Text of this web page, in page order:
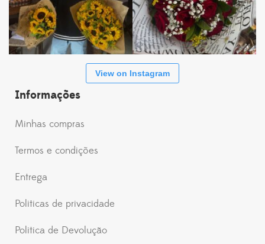
View on Instagram
Informações
Minhas compras
Termos e condições
Entrega
Politicas de privacidade
Politica de Devolução